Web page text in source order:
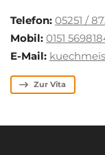
Telefon: 05251 /
Mobil: 0151
E-Mail:
Zur Vita